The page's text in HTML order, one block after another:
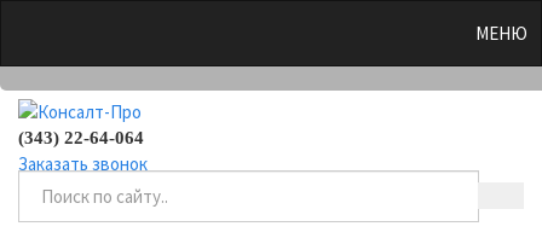
МЕНЮ
(343) 22-64-064
Заказать звонок